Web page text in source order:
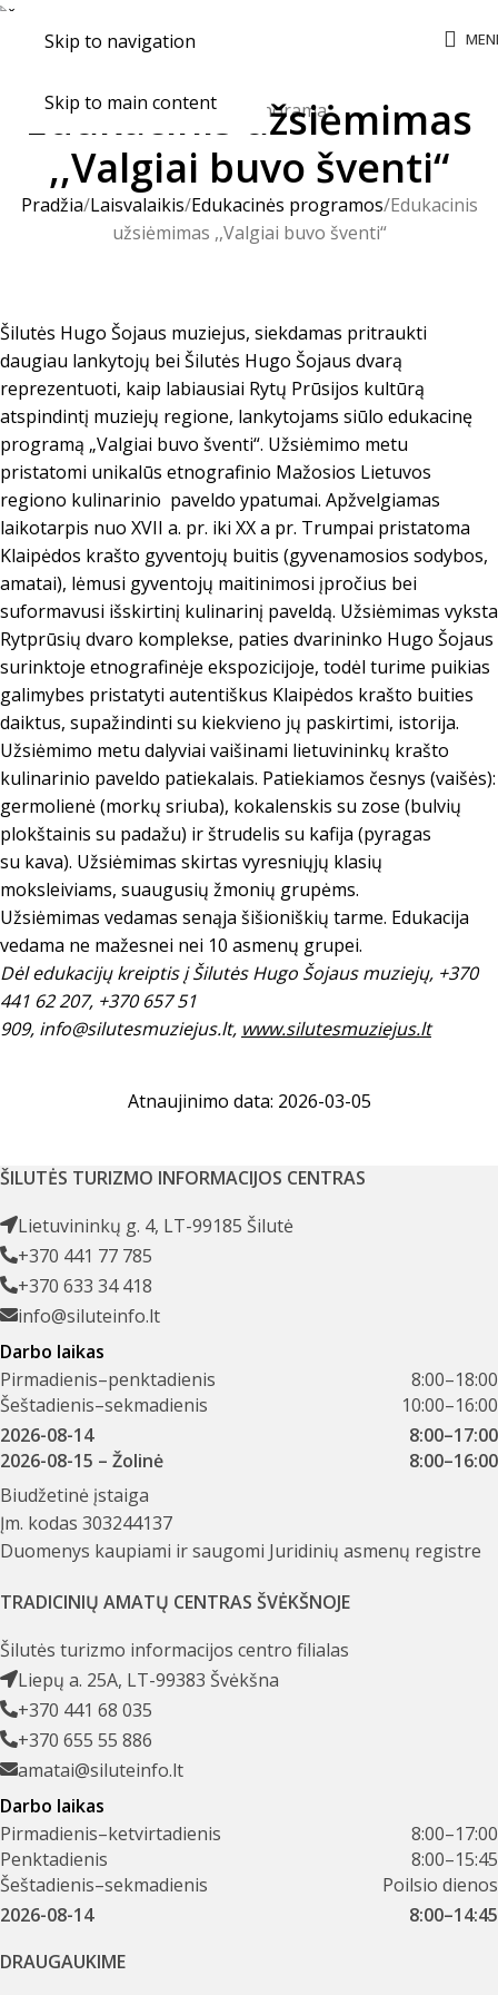
Skip to navigation
Skip to main content
Edukacinis užsiėmimas
,,Valgiai buvo šventi“
Pradžia Laisvalaikis Edukacinės programos Edukacinis
užsiėmimas ,,Valgiai buvo šventi“
Šilutės Hugo Šojaus muziejus, siekdamas pritraukti
daugiau lankytojų bei Šilutės Hugo Šojaus dvarą
reprezentuoti, kaip labiausiai Rytų Prūsijos kultūrą
atspindintį muziejų regione, lankytojams siūlo edukacinę
programą „Valgiai buvo šventi“. Užsiėmimo metu
pristatomi unikalūs etnografinio Mažosios Lietuvos
regiono kulinarinio paveldo ypatumai. Apžvelgiamas
laikotarpis nuo XVII a. pr. iki XX a pr. Trumpai pristatoma
Klaipėdos krašto gyventojų buitis (gyvenamosios sodybos,
amatai), lėmusi gyventojų maitinimosi įpročius bei
suformavusi išskirtinį kulinarinį paveldą. Užsiėmimas vyksta
Rytprūsių dvaro komplekse, paties dvarininko Hugo Šojaus
surinktoje etnografinėje ekspozicijoje, todėl turime puikias
galimybes pristatyti autentiškus Klaipėdos krašto buities
daiktus, supažindinti su kiekvieno jų paskirtimi, istorija.
Užsiėmimo metu dalyviai vaišinami lietuvininkų krašto
kulinarinio paveldo patiekalais. Patiekiamos česnys (vaišės):
germolienė (morkų sriuba), kokalenskis su zose (bulvių
plokštainis su padažu) ir štrudelis su kafija (pyragas
su kava). Užsiėmimas skirtas vyresniųjų klasių
moksleiviams, suaugusių žmonių grupėms.
Užsiėmimas vedamas senąja šišioniškių tarme. Edukacija
vedama ne mažesnei nei 10 asmenų grupei.
Dėl edukacijų kreiptis į Šilutės Hugo Šojaus muziejų, +370
441 62 207, +370 657 51
909, info@silutesmuziejus.lt, www.silutesmuziejus.lt
Atnaujinimo data: 2026-03-05
ŠILUTĖS TURIZMO INFORMACIJOS CENTRAS
Lietuvininkų g. 4, LT-99185 Šilutė
+370 441 77 785
+370 633 34 418
info@siluteinfo.lt
Darbo laikas
Pirmadienis–penktadienis
8:00–18:00
Šeštadienis–sekmadienis
10:00–16:00
2026-08-14
8:00–17:00
2026-08-15 – Žolinė
8:00–16:00
Biudžetinė įstaiga
Įm. kodas 303244137
Duomenys kaupiami ir saugomi Juridinių asmenų registre
TRADICINIŲ AMATŲ CENTRAS ŠVĖKŠNOJE
Šilutės turizmo informacijos centro filialas
Liepų a. 25A, LT-99383 Švėkšna
+370 441 68 035
+370 655 55 886
amatai@siluteinfo.lt
Darbo laikas
Pirmadienis–ketvirtadienis
8:00–17:00
Penktadienis
8:00–15:45
Šeštadienis–sekmadienis
Poilsio dienos
2026-08-14
8:00–14:45
DRAUGAUKIME